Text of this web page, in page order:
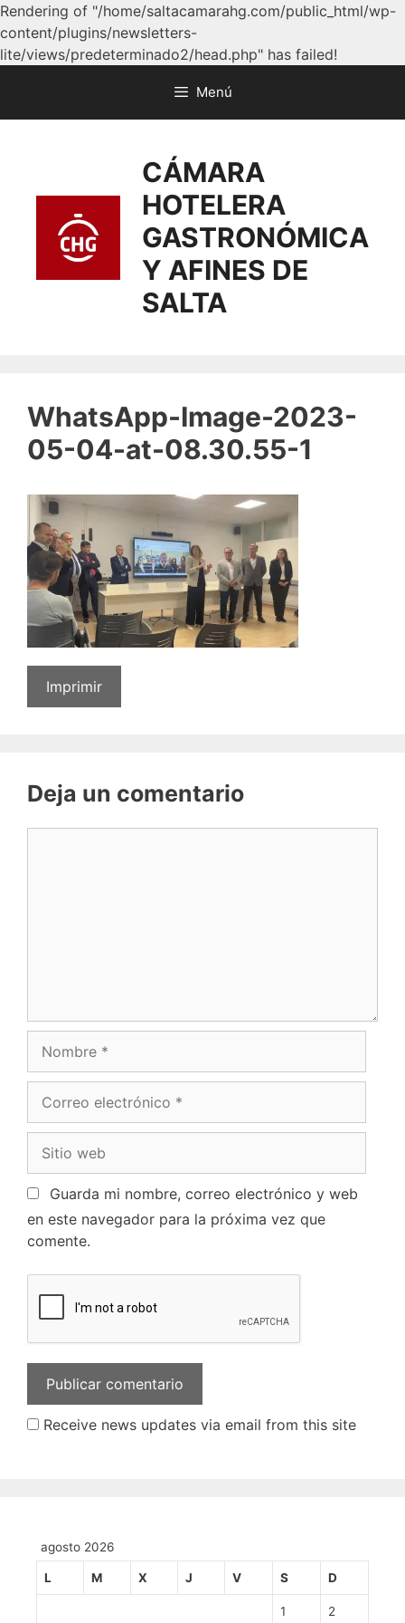
Rendering of "/home/saltacamarahg.com/public_html/wp-
content/plugins/newsletters-
lite/views/predeterminado2/head.php" has failed!
Menú
CÁMARA
HOTELERA
GASTRONÓMICA
Y AFINES DE
SALTA
WhatsApp-Image-2023-
05-04-at-08.30.55-1
Imprimir
Deja un comentario
Guarda mi nombre, correo electrónico y web
en este navegador para la próxima vez que
comente.
Receive news updates via email from this site
agosto 2026
L M X J V S D
1 2